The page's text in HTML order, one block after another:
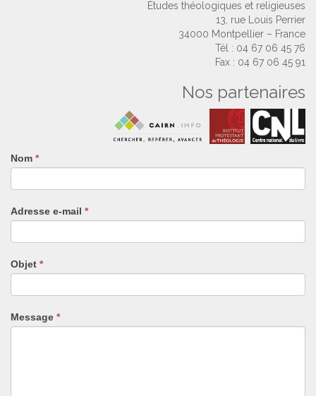
Études théologiques et religieuses
13, rue Louis Perrier
34000 Montpellier – France
Tél : 04 67 06 45 76
Fax : 04 67 06 45 91
Nos partenaires
Nom *
Adresse e-mail *
Objet *
Message *
Si
vous
êtes
humain,
remplissez
ce